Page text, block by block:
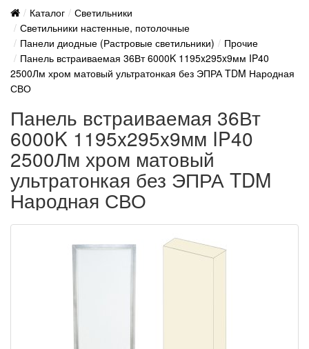
Каталог
Светильники
Светильники настенные, потолочные
Панели диодные (Растровые светильники)
Прочие
Панель встраиваемая 36Вт 6000K 1195x295x9мм IP40
2500Лм хром матовый ультратонкая без ЭПРА TDM Народная
СВО
Панель встраиваемая 36Вт
6000K 1195x295x9мм IP40
2500Лм хром матовый
ультратонкая без ЭПРА TDM
Народная СВО